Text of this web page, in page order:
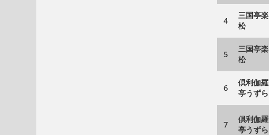
4
三国亭楽
松
5
三国亭楽
松
6
倶利伽羅
亭うずら
7
倶利伽羅
亭うずら